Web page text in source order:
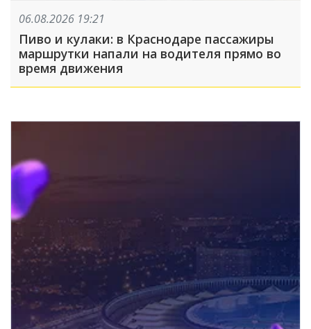
06.08.2026 19:21
Пиво и кулаки: в Краснодаре пассажиры
маршрутки напали на водителя прямо во
время движения